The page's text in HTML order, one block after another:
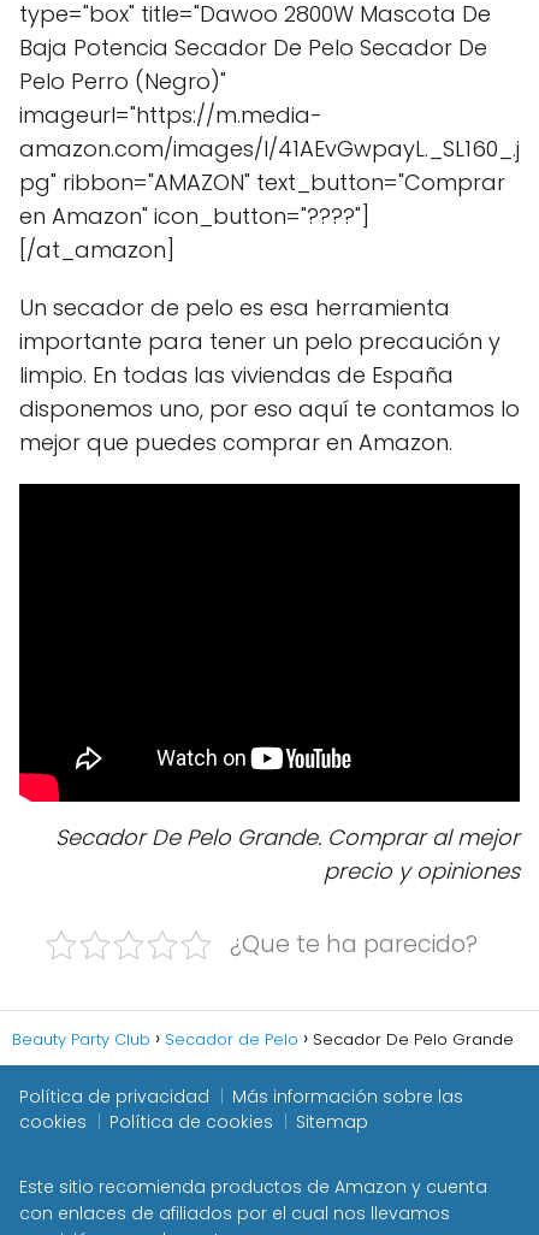
type="box" title="Dawoo 2800W Mascota De
Baja Potencia Secador De Pelo Secador De
Pelo Perro (Negro)"
imageurl="https://m.media-
amazon.com/images/I/41AEvGwpayL._SL160_.j
pg" ribbon="AMAZON" text_button="Comprar
en Amazon" icon_button="????"]
[/at_amazon]
Un secador de pelo es esa herramienta
importante para tener un pelo precaución y
limpio. En todas las viviendas de España
disponemos uno, por eso aquí te contamos lo
mejor que puedes comprar en Amazon.
Secador De Pelo Grande. Comprar al mejor
precio y opiniones
¿Que te ha parecido?
Beauty Party Club Secador de Pelo Secador De Pelo Grande
Política de privacidad
Más información sobre las
cookies
Política de cookies Sitemap
Este sitio recomienda productos de Amazon y cuenta
con enlaces de afiliados por el cual nos llevamos